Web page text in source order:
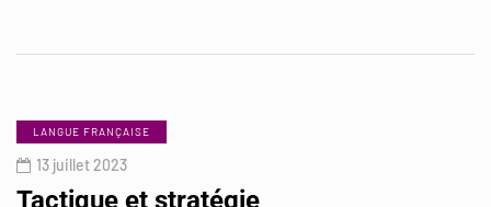
LANGUE FRANÇAISE
13 juillet 2023
Tactique et stratégie